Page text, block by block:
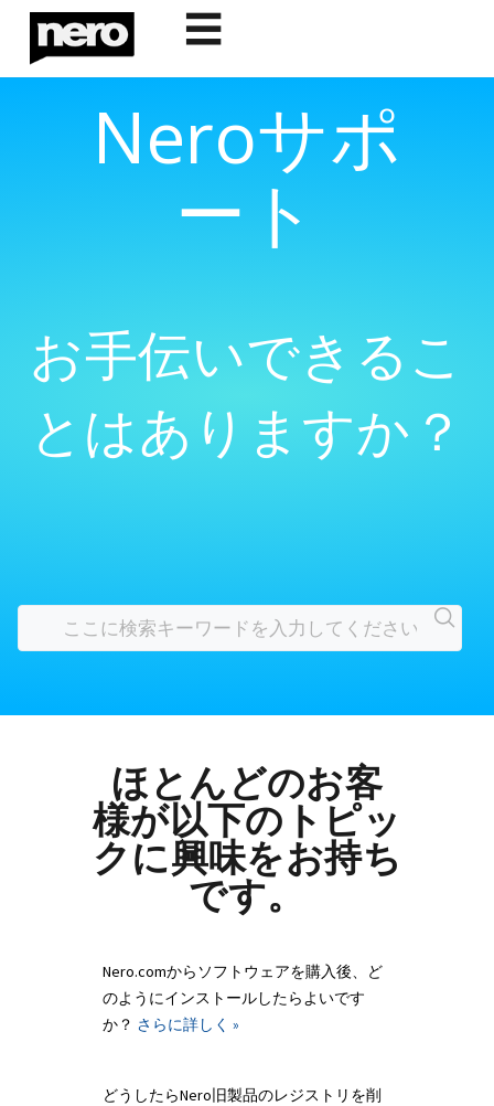
☰
Neroサポ
ート
お手伝いできるこ
とはありますか？
ほとんどのお客
様が以下のトピッ
クに興味をお持ち
です。
Nero.comからソフトウェアを購入後、ど
のようにインストールしたらよいです
か？ さらに詳しく »
どうしたらNero旧製品のレジストリを削